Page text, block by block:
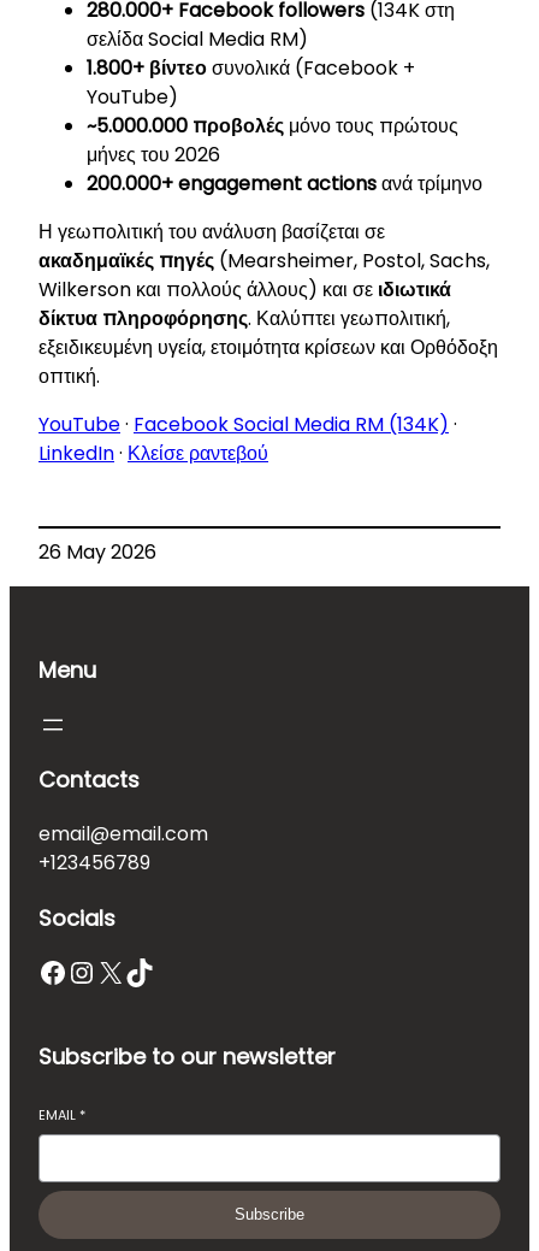
280.000+ Facebook followers (134K στη
σελίδα Social Media RM)
1.800+ βίντεοσυνολικά (Facebook +
YouTube)
~5.000.000 προβολές μόνο τους πρώτους
μήνες του 2026
200.000+ engagement actionsανά τρίμηνο
Η γεωπολιτική του ανάλυση βασίζεται σε
ακαδημαϊκές πηγές (Mearsheimer, Postol, Sachs,
Wilkerson και πολλούς άλλους) και σε ιδιωτικά
δίκτυα πληροφόρησης. Καλύπτει γεωπολιτική,
εξειδικευμένη υγεία, ετοιμότητα κρίσεων και Ορθόδοξη
οπτική.
YouTube· Facebook Social Media RM (134K) ·
LinkedIn· Κλείσε ραντεβού
26 May 2026
Menu
Contacts
email@email.com
+123456789
Socials
Facebook InstagramX TikTok
Subscribe to our newsletter
EMAIL *
Subscribe